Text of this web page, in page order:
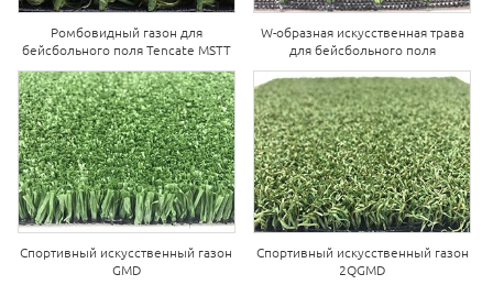
Ромбовидный газон для
бейсбольного поля Tencate MSTT
W-образная искусственная трава
для бейсбольного поля
Спортивный искусственный газон
GMD
Спортивный искусственный газон
2QGMD